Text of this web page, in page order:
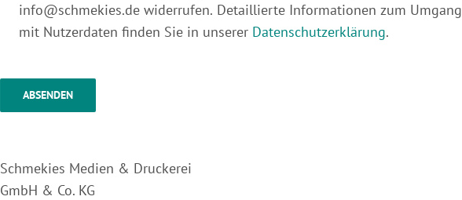
info@schmekies.de widerrufen. Detaillierte Informationen zum Umgang
mit Nutzerdaten finden Sie in unserer Datenschutzerklärung.
ABSENDEN
Schmekies Medien & Druckerei
GmbH & Co. KG